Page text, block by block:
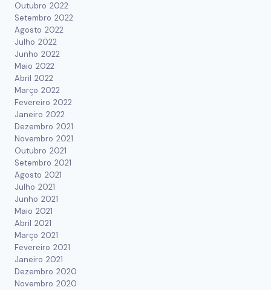
Outubro 2022
Setembro 2022
Agosto 2022
Julho 2022
Junho 2022
Maio 2022
Abril 2022
Março 2022
Fevereiro 2022
Janeiro 2022
Dezembro 2021
Novembro 2021
Outubro 2021
Setembro 2021
Agosto 2021
Julho 2021
Junho 2021
Maio 2021
Abril 2021
Março 2021
Fevereiro 2021
Janeiro 2021
Dezembro 2020
Novembro 2020